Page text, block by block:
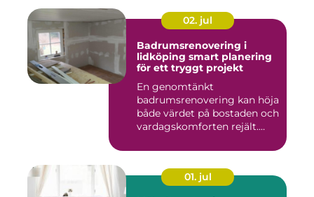
02. jul
Badrumsrenovering i
lidköping smart planering
för ett tryggt projekt
En genomtänkt
badrumsrenovering kan höja
både värdet på bostaden och
vardagskomforten rejält.
01. jul